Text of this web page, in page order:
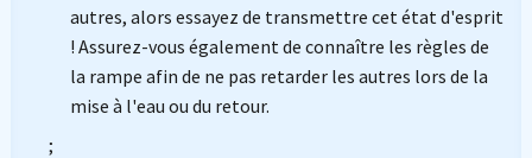
autres, alors essayez de transmettre cet état d'esprit
! Assurez-vous également de connaître les règles de
la rampe afin de ne pas retarder les autres lors de la
mise à l'eau ou du retour.
;